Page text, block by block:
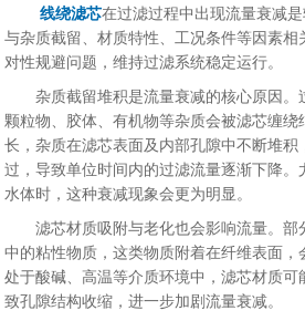
线绕滤芯在过滤过程中出现流量衰减
与杂质截留、材质特性、工况条件等因素
对性规避问题，维持过滤系统稳定运行。
杂质截留堆积是流量衰减的核心原因。
颗粒物、胶体、有机物等杂质会被滤芯缠
长，杂质在滤芯表面及内部孔隙中不断堆
过，导致单位时间内的过滤流量逐渐下降
水体时，这种衰减现象会更为明显。
滤芯材质吸附与老化也会影响流量。部
中的粘性物质，这类物质附着在纤维表面
处于酸碱、高温等介质环境中，滤芯材质
致孔隙结构收缩，进一步加剧流量衰减。